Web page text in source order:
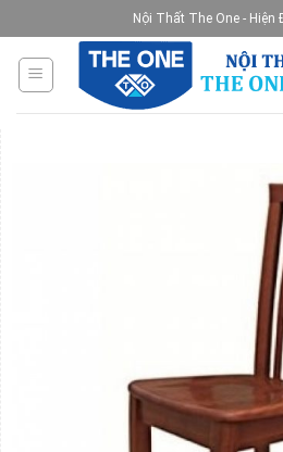
to
content
Nội Thất The One - Hiện